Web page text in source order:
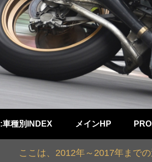
種別INDEX メインHP
ここは、2012年～2017年まで